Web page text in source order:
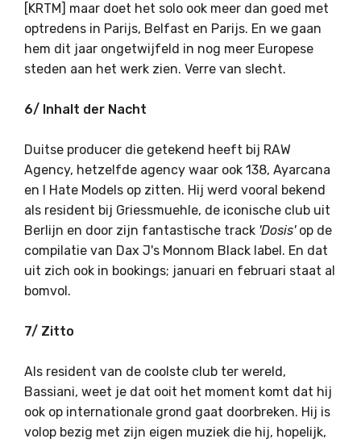
[KRTM] maar doet het solo ook meer dan goed met
optredens in Parijs, Belfast en Parijs. En we gaan
hem dit jaar ongetwijfeld in nog meer Europese
steden aan het werk zien. Verre van slecht.
6/ Inhalt der Nacht
Duitse producer die getekend heeft bij RAW
Agency, hetzelfde agency waar ook 138, Ayarcana
en I Hate Models op zitten. Hij werd vooral bekend
als resident bij Griessmuehle, de iconische club uit
Berlijn en door zijn fantastische track 'Dosis' op de
compilatie van Dax J's Monnom Black label. En dat
uit zich ook in bookings; januari en februari staat al
bomvol.
7/ Zitto
Als resident van de coolste club ter wereld,
Bassiani, weet je dat ooit het moment komt dat hij
ook op internationale grond gaat doorbreken. Hij is
volop bezig met zijn eigen muziek die hij, hopelijk,